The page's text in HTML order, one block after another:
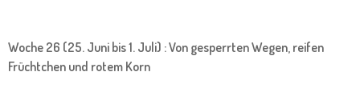
Woche 26 (25. Juni bis 1. Juli) : Von gesperrten Wegen, reifen
Früchtchen und rotem Korn